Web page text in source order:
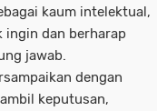
kaum intelektual,
ingin dan berharap
jawab.
dengan
keputusan,